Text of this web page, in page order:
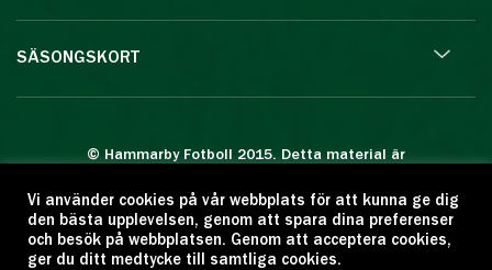
SÄSONGSKORT
© Hammarby Fotboll 2015. Detta material är
Eftertryck eller annan kopiering är förbjuden.
Citera oss gärna men ange källan:
www.hammarbyfotboll.se. Ansvarig utgivare:
Vi använder cookies på vår webbplats för att kunna ge dig
den bästa upplevelsen, genom att spara dina preferenser
och besök på webbplatsen. Genom att acceptera cookies,
ger du ditt medtycke till samtliga cookies.